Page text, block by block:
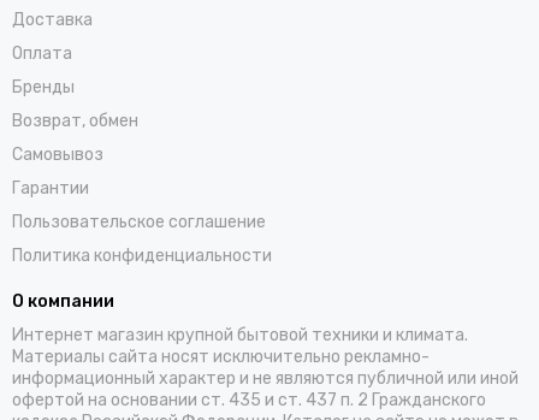
Доставка
Оплата
Бренды
Возврат, обмен
Самовывоз
Гарантии
Пользовательское соглашение
Политика конфиденциальности
О компании
Интернет магазин крупной бытовой техники и климата.
Материалы сайта носят исключительно рекламно-
информационный характер и не являются публичной или иной
офертой на основании ст. 435 и ст. 437 п. 2 Гражданского